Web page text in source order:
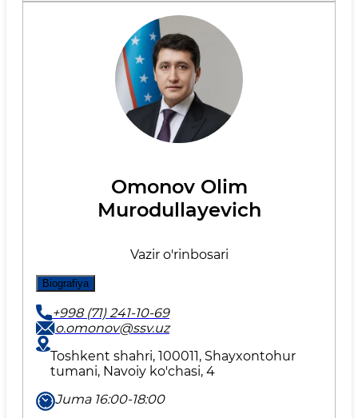
Omonov Olim
Murodullayevich
Vazir o'rinbosari
Biografiya
+998 (71) 241-10-69
o.omonov@ssv.uz
Toshkent shahri, 100011, Shayxontohur
tumani, Navoiy ko'chasi, 4
Juma 16:00-18:00